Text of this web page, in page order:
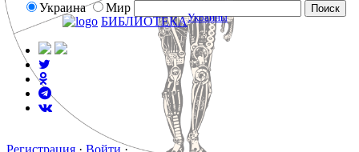
Украина
Мир
БИБЛИОТЕКАУкраины